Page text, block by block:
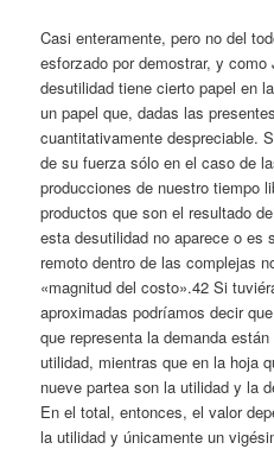
Casi enteramente, pero no del
esforzado por demostrar, y
desutilidad tiene cierto papel en
un papel que, dadas las
cuantitativamente despreciable.
de su fuerza sólo en el caso de
producciones de nuestro tiempo
productos que son el resultado
esta desutilidad no aparece o es
remoto dentro de las complejas
«magnitud del costo».42 Si
aproximadas podríamos decir
que representa la demanda
utilidad, mientras que en la hoja
nueve partea son la utilidad y la
En el total, entonces, el valor
la utilidad y únicamente un